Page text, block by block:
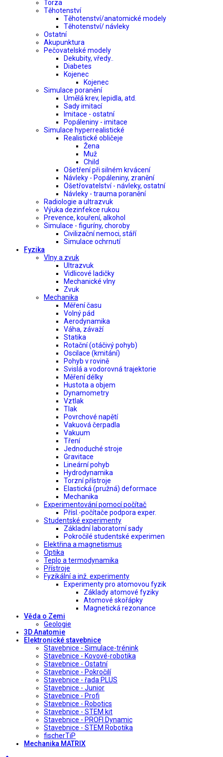
Torza
Těhotenství
Těhotenství/anatomické modely
Těhotenství/ návleky
Ostatní
Akupunktura
Pečovatelské modely
Dekubity, vředy..
Diabetes
Kojenec
Kojenec
Simulace poranění
Umělá krev, lepidla, atd.
Sady imitací
Imitace - ostatní
Popáleniny - imitace
Simulace hyperrealistické
Realistické obličeje
Žena
Muž
Child
Ošetření při silném krvácení
Návleky - Popáleniny, zranění
Ošetřovatelství - návleky, ostatní
Návleky - trauma poranění
Radiologie a ultrazvuk
Výuka dezinfekce rukou
Prevence, kouření, alkohol
Simulace - figuríny, choroby
Civilizační nemoci, stáří
Simulace ochrnutí
Fyzika
Vlny a zvuk
Ultrazvuk
Vidlicové ladičky
Mechanické vlny
Zvuk
Mechanika
Měření času
Volný pád
Aerodynamika
Váha, závaží
Statika
Rotační (otáčivý pohyb)
Oscilace (kmitání)
Pohyb v rovině
Svislá a vodorovná trajektorie
Měření délky
Hustota a objem
Dynamometry
Vztlak
Tlak
Povrchové napětí
Vakuová čerpadla
Vakuum
Tření
Jednoduché stroje
Gravitace
Lineární pohyb
Hydrodynamika
Torzní přístroje
Elastická (pružná) deformace
Mechanika
Experimentování pomocí počítač
Přísl.-počítače podpora exper.
Studentské experimenty
Základní laboratorní sady
Pokročilé studentské experimen
Elektřina a magnetismus
Optika
Teplo a termodynamika
Přístroje
Fyzikální a inž. experimenty
Experimenty pro atomovou fyzik
Základy atomové fyziky
Atomové skořápky
Magnetická rezonance
Věda o Zemi
Geologie
3D Anatomie
Elektronické stavebnice
Stavebnice - Simulace-trénink
Stavebnice - Kovové-robotika
Stavebnice - Ostatní
Stavebnice - Pokročilí
Stavebnice - řada PLUS
Stavebnice - Junior
Stavebnice - Profi
Stavebnice - Robotics
Stavebnice - STEM kit
Stavebnice - PROFI Dynamic
Stavebnice - STEM Robotika
fischerTiP
Mechanika MATRIX